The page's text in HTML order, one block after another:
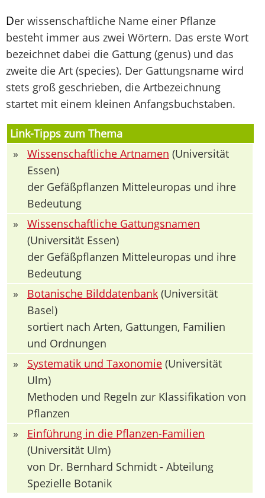
Der wissenschaftliche Name einer Pflanze
besteht immer aus zwei Wörtern. Das erste Wort
bezeichnet dabei die Gattung (genus) und das
zweite die Art (species). Der Gattungsname wird
stets groß geschrieben, die Artbezeichnung
startet mit einem kleinen Anfangsbuchstaben.
Link-Tipps zum Thema
»
Wissenschaftliche Artnamen (Universität
Essen)
der Gefäßpflanzen Mitteleuropas und ihre
Bedeutung
»
Wissenschaftliche Gattungsnamen
(Universität Essen)
der Gefäßpflanzen Mitteleuropas und ihre
Bedeutung
»
Botanische Bilddatenbank (Universität
Basel)
sortiert nach Arten, Gattungen, Familien
und Ordnungen
»
Systematik und Taxonomie (Universität
Ulm)
Methoden und Regeln zur Klassifikation von
Pflanzen
»
Einführung in die Pflanzen-Familien
(Universität Ulm)
von Dr. Bernhard Schmidt - Abteilung
Spezielle Botanik